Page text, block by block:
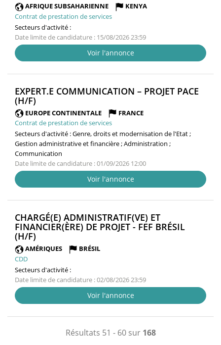
AFRIQUE SUBSAHARIENNE
KENYA
Contrat de prestation de services
Secteurs d'activité :
Date limite de candidature : 15/08/2026 23:59
Voir l'annonce
EXPERT.E COMMUNICATION – PROJET PACE
(H/F)
FENÊTRE)
EUROPE CONTINENTALE
FRANCE
Contrat de prestation de services
Secteurs d'activité :Genre, droits et modernisation de l'Etat ;
Gestion administrative et financière ; Administration ;
Communication
Date limite de candidature : 01/09/2026 12:00
Voir l'annonce
CHARGÉ(E) ADMINISTRATIF(VE) ET
FINANCIER(ÈRE) DE PROJET - FEF BRÉSIL
(H/F) (NOUVELLE
FENÊTRE)
AMÉRIQUES
BRÉSIL
CDD
Secteurs d'activité :
Date limite de candidature : 02/08/2026 23:59
Voir l'annonce
Résultats 51 - 60 sur 168